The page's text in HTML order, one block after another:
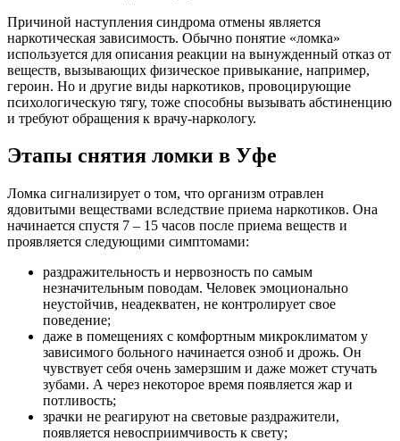
Причиной наступления синдрома отмены является
наркотическая зависимость. Обычно понятие «ломка»
используется для описания реакции на вынужденный отказ от
веществ, вызывающих физическое привыкание, например,
героин. Но и другие виды наркотиков, провоцирующие
психологическую тягу, тоже способны вызывать абстиненцию
и требуют обращения к врачу-наркологу.
Этапы снятия ломки в Уфе
Ломка сигнализирует о том, что организм отравлен
ядовитыми веществами вследствие приема наркотиков. Она
начинается спустя 7 – 15 часов после приема веществ и
проявляется следующими симптомами:
раздражительность и нервозность по самым
незначительным поводам. Человек эмоционально
неустойчив, неадекватен, не контролирует свое
поведение;
даже в помещениях с комфортным микроклиматом у
зависимого больного начинается озноб и дрожь. Он
чувствует себя очень замерзшим и даже может стучать
зубами. А через некоторое время появляется жар и
потливость;
зрачки не реагируют на световые раздражители,
появляется невосприимчивость к свету;